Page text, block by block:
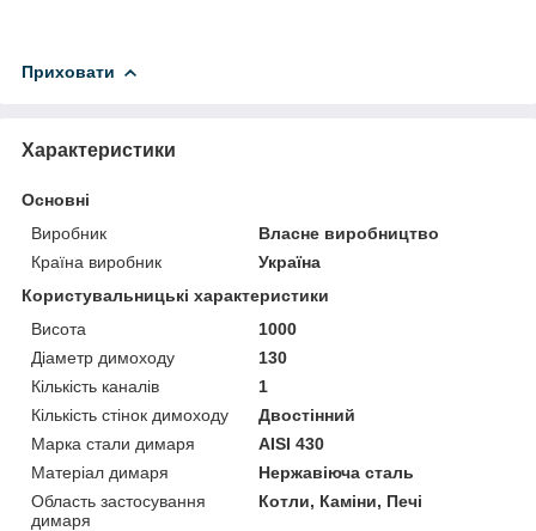
Приховати
Характеристики
Основні
Виробник
Власне виробництво
Країна виробник
Україна
Користувальницькі характеристики
Висота
1000
Діаметр димоходу
130
Кількість каналів
1
Кількість стінок димоходу
Двостінний
Марка стали димаря
AISI 430
Матеріал димаря
Нержавіюча сталь
Область застосування
димаря
Котли, Каміни, Печі